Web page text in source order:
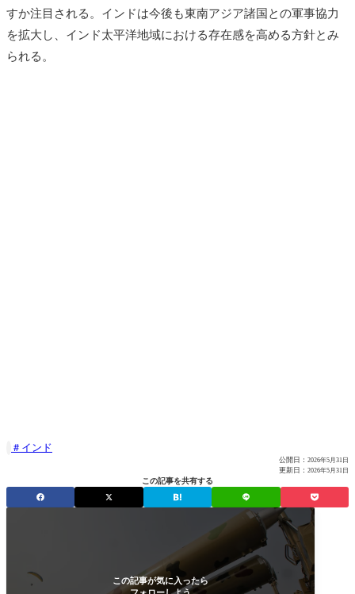
すか注目される。インドは今後も東南アジア諸国との軍事協力
を拡大し、インド太平洋地域における存在感を高める方針とみ
られる。
インド
公開日： 2026年5月31日
更新日： 2026年5月31日
この記事を共有する
この記事が気に入ったら